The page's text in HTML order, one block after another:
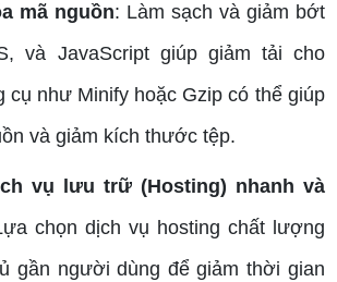
mã nguồn: Làm sạch và giảm bớt
và JavaScript giúp giảm tải cho
cụ như Minify hoặc Gzip có thể giúp
và giảm kích thước tệp.
vụ lưu trữ (Hosting) nhanh và
chọn dịch vụ hosting chất lượng
gần người dùng để giảm thời gian